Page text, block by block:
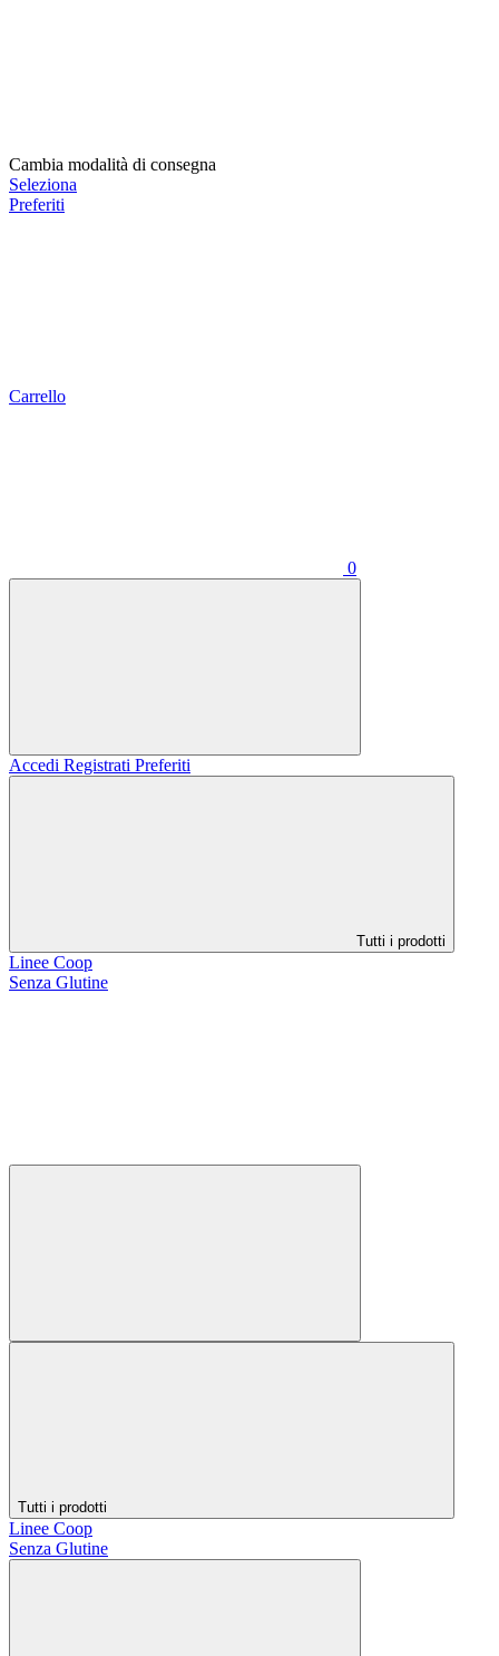
Cambia modalità di consegna
Seleziona
Preferiti
Carrello
0
Accedi Registrati Preferiti
Tutti i prodotti
Linee Coop
Senza Glutine
Tutti i prodotti
Linee Coop
Senza Glutine